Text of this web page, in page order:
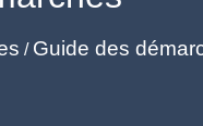
/ Guide des